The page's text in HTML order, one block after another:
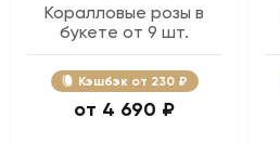
Коралловые розы в
букете от 9 шт.
Кэшбэк 230 ₽
4 690 ₽